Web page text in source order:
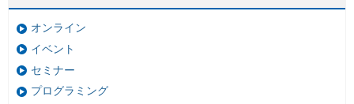
オンライン
イベント
セミナー
プログラミング